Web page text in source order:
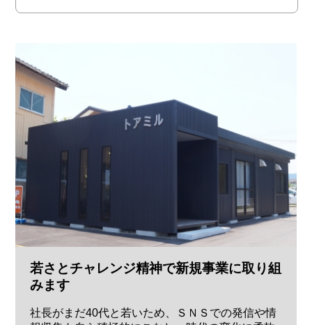
若さとチャレンジ精神で新規事業に取り組
みます
社長がまだ40代と若いため、ＳＮＳでの発信や情